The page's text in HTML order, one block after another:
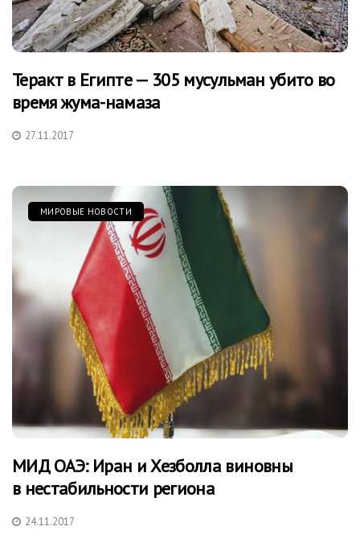
Теракт в Египте — 305 мусульман убито во
время жума-намаза
27.11.2017
МИРОВЫЕ НОВОСТИ
МИД ОАЭ: Иран и Хезболла виновны
в нестабильности региона
24.11.2017